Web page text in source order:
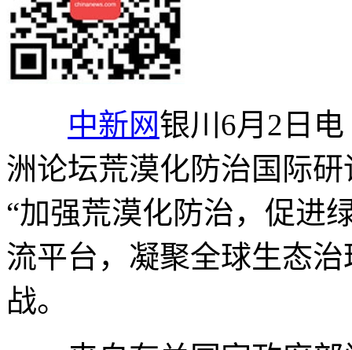
中新网银川6月2日
洲论坛荒漠化防治国际
“加强荒漠化防治，促进
流平台，凝聚全球生态
战。